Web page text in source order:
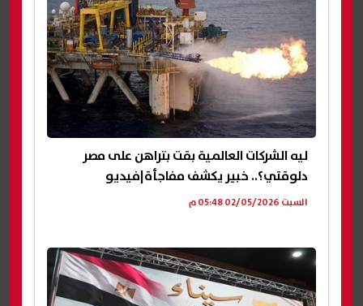
ليه الشركات العالمية بقت بتراهن على مصر
دلوقتي؟.. خبير يكشف مفاجأة|فيديو
السبت 02/05/2026 05:48 م